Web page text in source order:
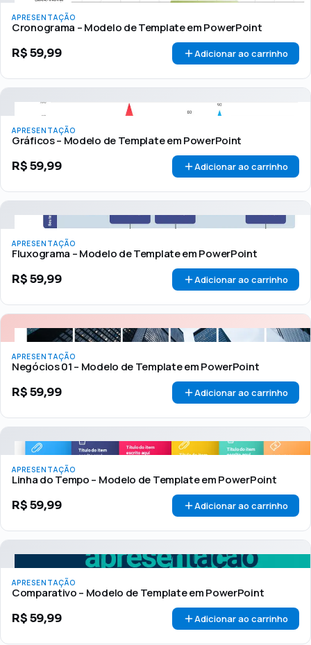
APRESENTAÇÃO
Cronograma – Modelo de Template em PowerPoint
R$59,99 Adicionar ao carrinho
APRESENTAÇÃO
Gráficos – Modelo de Template em PowerPoint
R$59,99 Adicionar ao carrinho
APRESENTAÇÃO
Fluxograma – Modelo de Template em PowerPoint
R$59,99 Adicionar ao carrinho
APRESENTAÇÃO
Negócios 01 – Modelo de Template em PowerPoint
R$59,99 Adicionar ao carrinho
APRESENTAÇÃO
Linha do Tempo – Modelo de Template em PowerPoint
R$59,99 Adicionar ao carrinho
APRESENTAÇÃO
Comparativo – Modelo de Template em PowerPoint
R$59,99 Adicionar ao carrinho